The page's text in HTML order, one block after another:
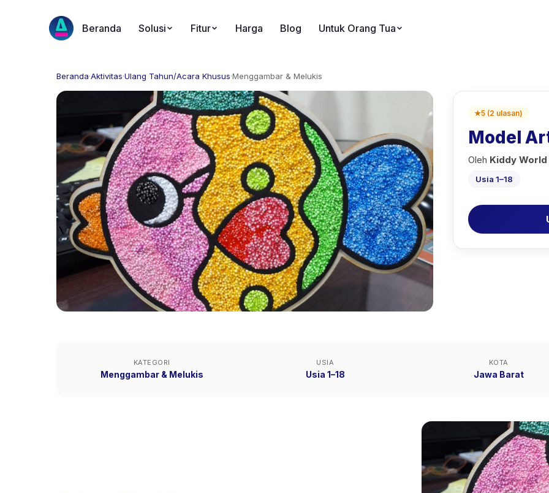
Beranda Solusi Fitur Harga Blog Untuk Orang Tua
Beranda·Aktivitas·Ulang Tahun/Acara Khusus·Menggambar & Melukis
★5 (2 ulasan)
Model
Oleh Kiddy World
Usia 1–18
KATEGORI
Menggambar & Melukis
USIA
Usia 1–18
KOTA
Jawa Barat